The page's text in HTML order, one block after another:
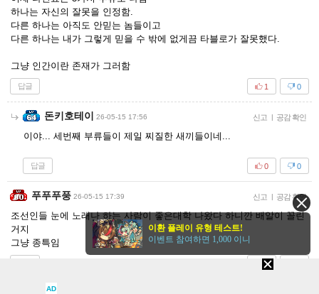
하나는 자신의 잘못을 인정함.
다른 하나는 아직도 안믿는 놈들이고
다른 하나는 내가 그렇게 믿을 수 밖에 없게끔 타블로가 잘못했다.
그냥 인간이란 존재가 그러함
답글 0
1
돈키호테이 26-05-15 17:56 신고 | 공감 확인
이야... 세번째 부류들이 제일 찌질한 새끼들이네...
답글 0
0
푸푸푸풍 26-05-15 17:39 신고 | 공감 확인
조선인들 눈에 노래나 하는 사람이 좋은대학 나왔다 하니깐 배알이 꼴린
거지
그냥 종특임
0
AD
이환 플레이 유형 테스트!
이벤트 참여하면 1,000 이니